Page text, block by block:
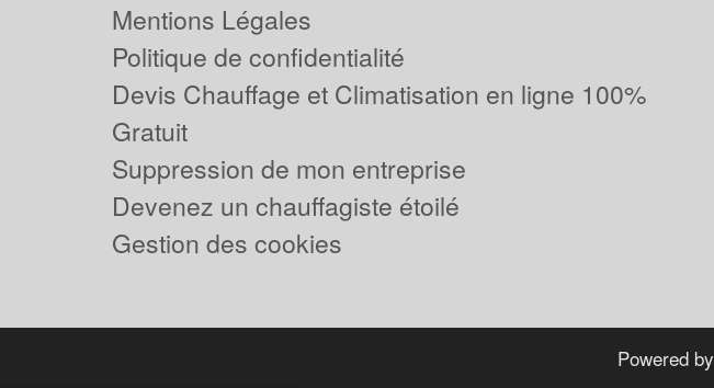
Mentions Légales
Politique de confidentialité
Devis Chauffage et Climatisation en ligne 100%
Gratuit
Suppression de mon entreprise
Devenez un chauffagiste étoilé
Gestion des cookies
Powered by